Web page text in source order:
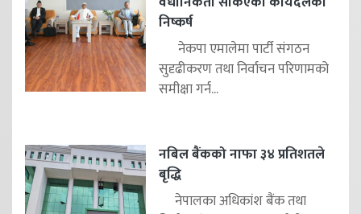
निष्कर्ष
नेकपा एमालेमा पार्टी संगठन
सुदृढीकरण तथा निर्वाचन परिणामको
समीक्षा गर्न...
नबिल बैंकको नाफा ३४ प्रतिशतले
बृद्धि
नेपालका अधिकांश बैंक तथा